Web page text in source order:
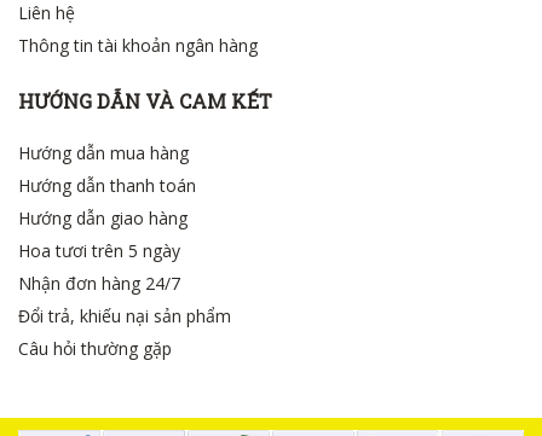
Liên hệ
Thông tin tài khoản ngân hàng
HƯỚNG DẪN VÀ CAM KẾT
Hướng dẫn mua hàng
Hướng dẫn thanh toán
Hướng dẫn giao hàng
Hoa tươi trên 5 ngày
Nhận đơn hàng 24/7
Đổi trả, khiếu nại sản phẩm
Câu hỏi thường gặp